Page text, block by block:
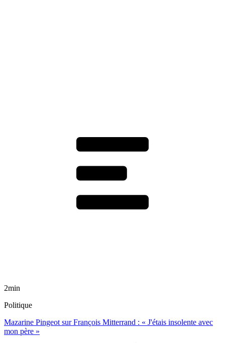
2min
Politique
Mazarine Pingeot sur François Mitterrand : « J'étais insolente avec
mon père »